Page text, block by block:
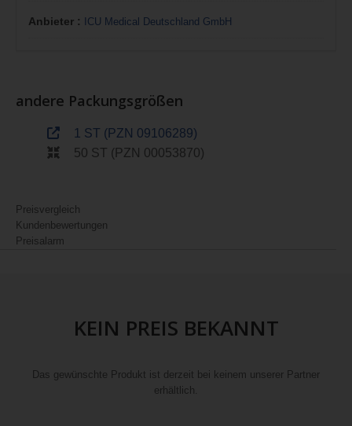
Anbieter : ICU Medical Deutschland GmbH
andere Packungsgrößen
1 ST (PZN 09106289)
50 ST (PZN 00053870)
Preisvergleich
Kundenbewertungen
Preisalarm
KEIN PREIS BEKANNT
Das gewünschte Produkt ist derzeit bei keinem unserer Partner
erhältlich.